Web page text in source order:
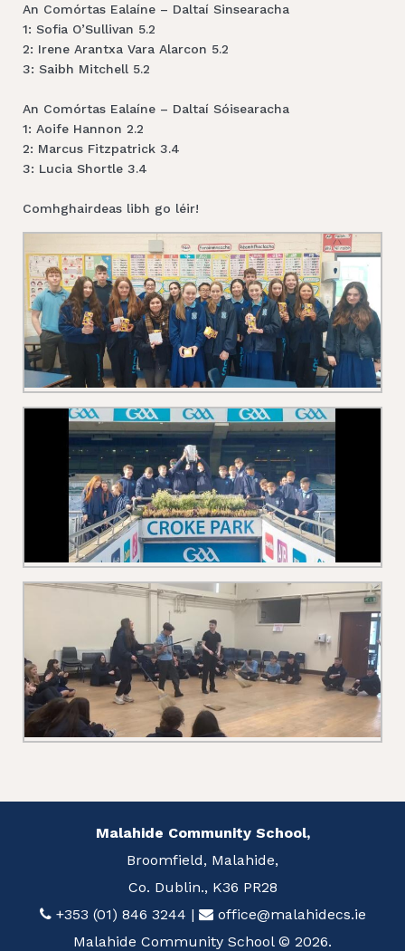
An Comórtas Ealaíne – Daltaí Sinsearacha
1: Sofia O’Sullivan 5.2
2: Irene Arantxa Vara Alarcon 5.2
3: Saibh Mitchell 5.2
An Comórtas Ealaíne – Daltaí Sóisearacha
1: Aoife Hannon 2.2
2: Marcus Fitzpatrick 3.4
3: Lucia Shortle 3.4
Comhghairdeas libh go léir!
Malahide Community School,
Broomfield, Malahide,
Co. Dublin., K36 PR28
+353 (01) 846 3244 |
office@malahidecs.ie
Malahide Community School © 2026.